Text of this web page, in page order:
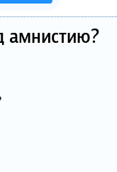
амнистию?